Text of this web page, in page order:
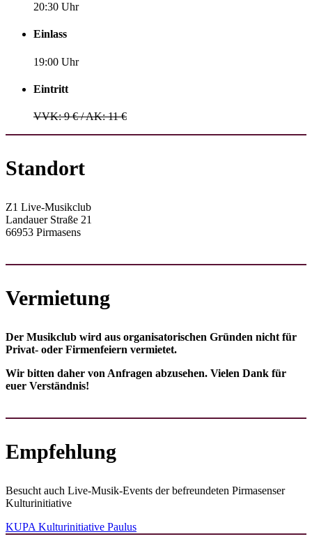
20:30 Uhr
Einlass
19:00 Uhr
Eintritt
VVK: 9 € / AK: 11 €
Standort
Z1 Live-Musikclub
Landauer Straße 21
66953 Pirmasens
Vermietung
Der Musikclub wird aus orga­nisa­torischen Gründen nicht für
Privat- oder Firmen­feiern vermietet.
Wir bitten daher von Anfragen abzusehen. Vielen Dank für
euer Verständnis!
Empfehlung
Besucht auch Live-Musik-Events der befreundeten Pirmasenser
Kulturinitiative
KUPA Kulturinitiative Paulus